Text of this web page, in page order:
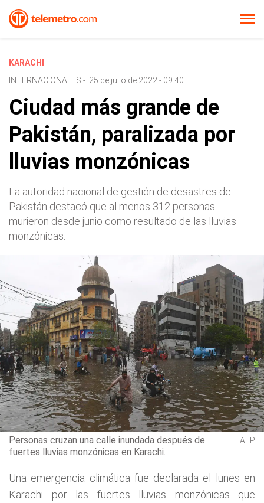
KARACHI
INTERNACIONALES - 25 de julio de 2022 - 09:40
Ciudad más grande de
Pakistán, paralizada por
lluvias monzónicas
La autoridad nacional de gestión de desastres de
Pakistán destacó que al menos 312 personas
murieron desde junio como resultado de las lluvias
monzónicas.
Personas cruzan una calle inundada después de
fuertes lluvias monzónicas en Karachi.
AFP
Una emergencia climática fue declarada el lunes en
Karachi por las fuertes lluvias monzónicas que